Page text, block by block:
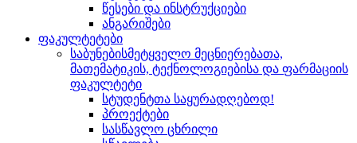
წესები და ინსტრუქციები
ანგარიშები
ფაკულტეტები
საბუნებისმეტყველო მეცნიერებათა,
მათემატიკის, ტექნოლოგიებისა და ფარმაციის
ფაკულტეტი
სტუდენტთა საყურადღებოდ!
პროექტები
სასწავლო ცხრილი